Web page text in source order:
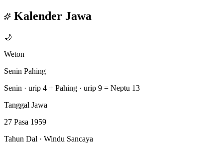
Kalender Jawa
🌙
Weton
Senin Pahing
Senin · urip 4 + Pahing · urip 9 = Neptu 13
Tanggal Jawa
27 Pasa 1959
Tahun Dal · Windu Sancaya